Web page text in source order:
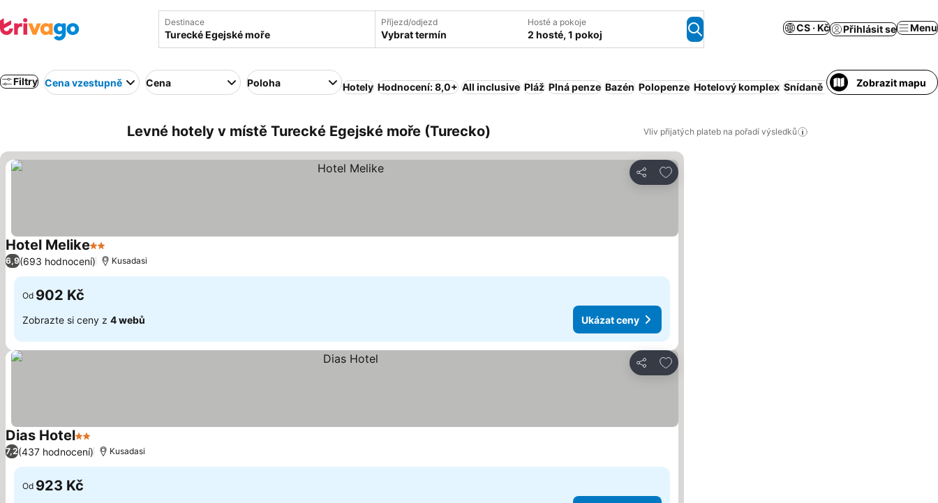
Destinace Příjezd/odjezd
Vybrat termín
Hosté a pokoje
2 hosté, 1 pokoj
CS · Kč Přihlásit se Menu
Filtry Cena vzestupně Cena Poloha Hotely Hodnocení: 8,0+ All inclusive Pláž Plná penze Bazén Polopenze Hotelový komplex Snídaně v ceně rodiny
Zobrazit mapu
Levné hotely v místě Turecké Egejské moře (Turecko) Vliv přijatých plateb na pořadí výsledků
Sdílet
Přidat na seznam oblíbených hotelů
Hotel Melike2 Počet hvězdiček
6,9(693 hodnocení) Kusadasi
Od 902 Kč
Zobrazte si ceny z 4 webů Ukázat ceny
Sdílet
Přidat na seznam oblíbených hotelů
Dias Hotel2 Počet hvězdiček
7,2(437 hodnocení) Kusadasi
Od 923 Kč